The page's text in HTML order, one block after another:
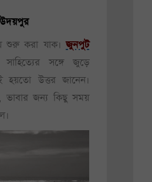
উদয়পুর
শুরু করা যাক।জুনপুট
সাহিত্যের সঙ্গে জুড়ে
হয়তো উত্তর জানেন।
ভাবার জন্য কিছু সময়